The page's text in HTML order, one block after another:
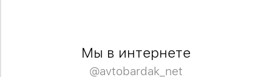
Мы в интернете
@avtobardak_net